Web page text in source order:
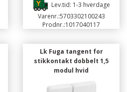
Lev.tid: 1-3 hverdage
Varenr.:5703302100243
Prodnr.:1017040117
Lk Fuga tangent for
stikkontakt dobbelt 1,5
modul hvid